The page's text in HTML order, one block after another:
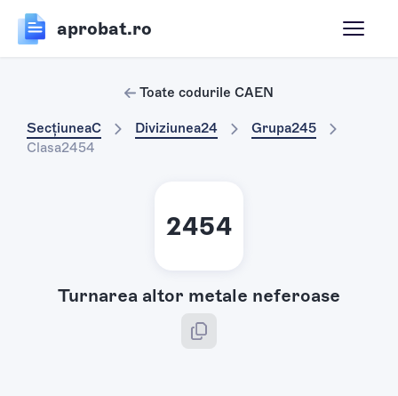
aprobat.ro
Toate codurile CAEN
SecțiuneaC Diviziunea24 Grupa245
Clasa2454
2454
Turnarea altor metale neferoase